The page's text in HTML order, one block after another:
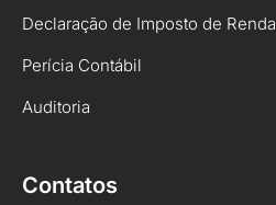
Declaração de Imposto de Renda
Perícia Contábil
Auditoria
Contatos